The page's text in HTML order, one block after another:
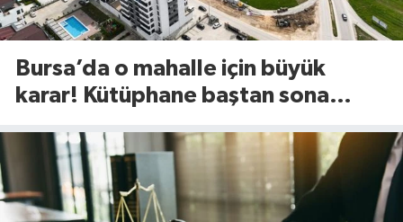
Bursa’da o mahalle için büyük
karar! Kütüphane baştan sona